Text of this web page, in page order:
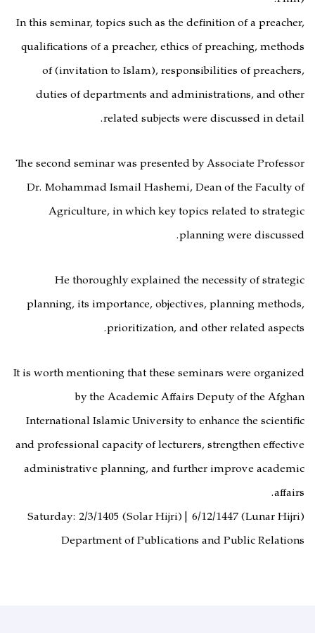
In this seminar, topics such as the definition of a preacher,
qualifications of a preacher, ethics of preaching, methods
of (invitation to Islam), responsibilities of preachers,
duties of departments and administrations, and other
related subjects were discussed in detail.
The second seminar was presented by Associate Professor
Dr. Mohammad Ismail Hashemi, Dean of the Faculty of
Agriculture, in which key topics related to strategic
planning were discussed.
He thoroughly explained the necessity of strategic
planning, its importance, objectives, planning methods,
prioritization, and other related aspects.
It is worth mentioning that these seminars were organized
by the Academic Affairs Deputy of the Afghan
International Islamic University to enhance the scientific
and professional capacity of lecturers, strengthen effective
administrative planning, and further improve academic
affairs.
Saturday: 2/3/1405 (Solar Hijri) | 6/12/1447 (Lunar Hijri)
Department of Publications and Public Relations